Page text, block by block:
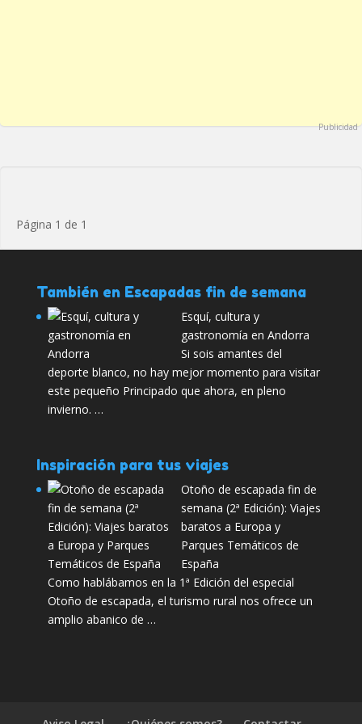
Publicidad
Página 1 de 1
También en Escapadas fin de semana
Esquí, cultura y
gastronomía en Andorra
Si sois amantes del
deporte blanco, no hay mejor momento para visitar
este pequeño Principado que ahora, en pleno
invierno. …
Inspiración para tus viajes
Otoño de escapada fin de
semana (2ª Edición): Viajes
baratos a Europa y
Parques Temáticos de
España
Como hablábamos en la 1ª Edición del especial
Otoño de escapada, el turismo rural nos ofrece un
amplio abanico de …